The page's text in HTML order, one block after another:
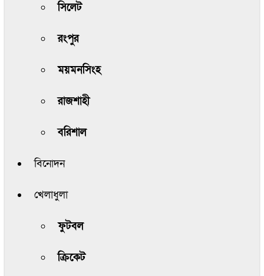
সিলেট
রংপুর
ময়মনসিংহ
রাজশাহী
বরিশাল
বিনোদন
খেলাধুলা
ফুটবল
ক্রিকেট